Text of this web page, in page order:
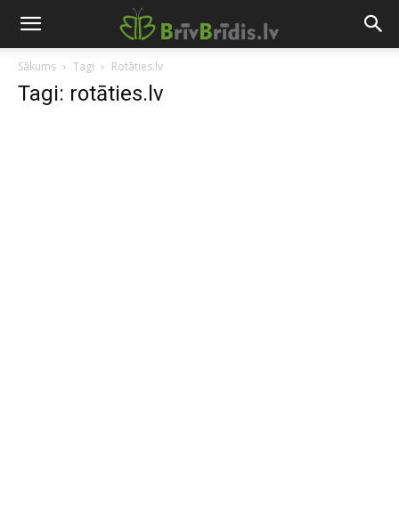
Sākums Tagi Rotāties.lv
Tagi: rotāties.lv